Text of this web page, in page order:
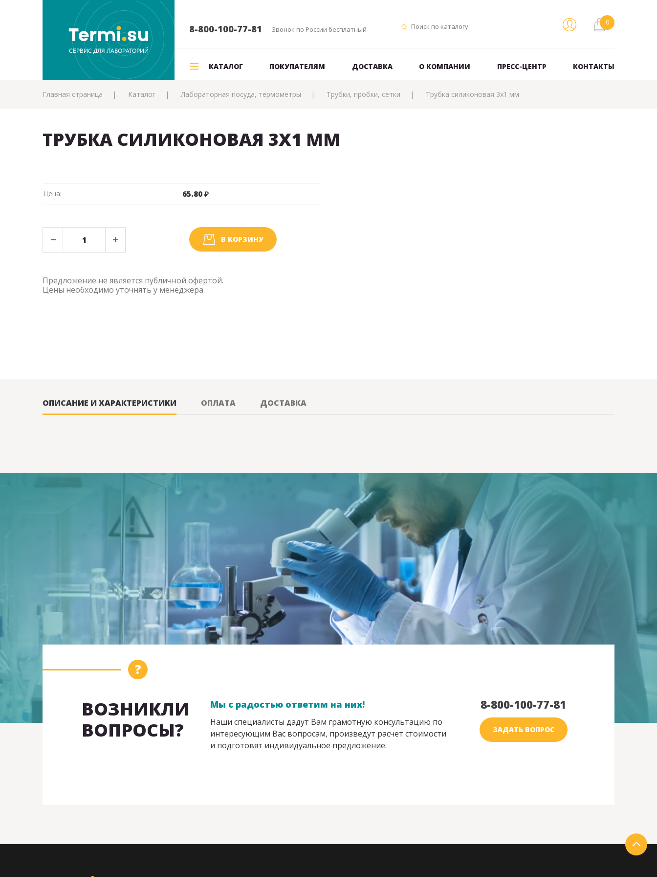
8-800-100-77-81 Звонок по России бесплатный
КАТАЛОГ ПОКУПАТЕЛЯМ ДОСТАВКА О КОМПАНИИ ПРЕСС-ЦЕНТР КОНТАКТЫ
Главная страница Каталог Лабораторная посуда, термометры Трубки, пробки, сетки Трубка силиконовая 3х1 мм
ТРУБКА СИЛИКОНОВАЯ 3Х1 ММ
Цена: 65.80 ₽
В КОРЗИНУ
Предложение не является публичной офертой.
Цены необходимо уточнять у менеджера.
ОПИСАНИЕ И ХАРАКТЕРИСТИКИ ОПЛАТА ДОСТАВКА
ВОЗНИКЛИ
ВОПРОСЫ?
Мы с радостью ответим на них!
Наши специалисты дадут Вам грамотную консультацию по
интересующим Вас вопросам, произведут расчет стоимости
и подготовят индивидуальное предложение.
8-800-100-77-81
ЗАДАТЬ ВОПРОС